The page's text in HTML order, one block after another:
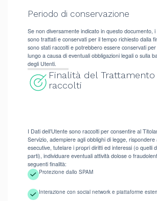
Periodo di conservazione
Se non diversamente indicato in questo documento,
sono trattati e conservati per il tempo richiesto dalla
sono stati raccolti e potrebbero essere conservati
lungo a causa di eventuali obbligazioni legali o sulla
degli Utenti.
Finalità del
raccolti
I Dati dell’Utente sono raccolti per consentire al
Servizio, adempiere agli obblighi di legge, rispondere
esecutive, tutelare i propri diritti ed interessi (o quelli
parti), individuare eventuali attività dolose o
seguenti finalità:
Protezione dallo SPAM
Interazione con social network e piattaforme